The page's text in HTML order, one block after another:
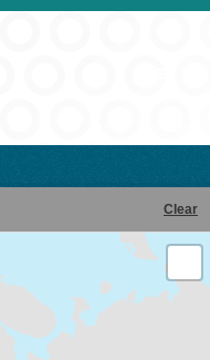
Clear